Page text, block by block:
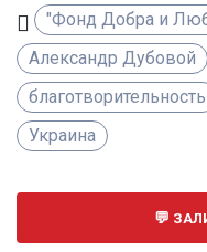
"Фонд Добра и
Александр Дубовой
благотворительность
Украина